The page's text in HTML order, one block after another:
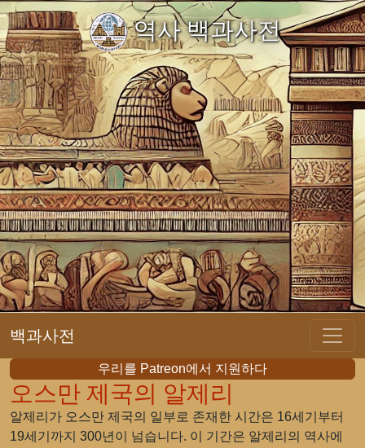
역사 백과사전
백과사전
우리를 Patreon에서 지원하다
오스만 제국의 알제리
알제리가 오스만 제국의 일부로 존재한 시간은 16세기부터
19세기까지 300년이 넘습니다. 이 기간은 알제리의 역사에